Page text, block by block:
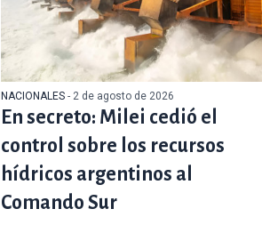
NACIONALES - 2 de agosto de 2026
En secreto: Milei cedió el
control sobre los recursos
hídricos argentinos al
Comando Sur